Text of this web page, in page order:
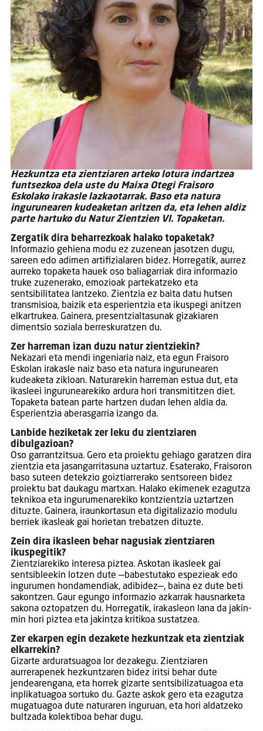
Hezkuntza eta zientziaren arteko lotura indartzea
funtsezkoa dela uste du Maixa Otegi Fraisoro
Eskolako irakasle lazkaotarrak. Baso eta natura
ingurunearen kudeaketan aritzen da, eta lehen aldiz
parte hartuko du Natur Zientzien VI. Topaketan.
Zergatik dira beharrezkoak halako topaketak?
Informazio gehiena modu ez zuzenean jasotzen dugu,
sareen edo adimen artifizialaren bidez. Horregatik, aurrez
aurreko topaketa hauek oso baliagarriak dira informazio
truke zuzenerako, emozioak partekatzeko eta
sentsibilitatea lantzeko. Zientzia ez baita datu hutsen
transmisioa, baizik eta esperientzia eta ikuspegi anitzen
elkartrukea. Gainera, presentzialtasunak gizakiaren
dimentsio soziala berreskuratzen du.
Zer harreman izan duzu natur zientziekin?
Nekazari eta mendi ingeniaria naiz, eta egun Fraisoro
Eskolan irakasle naiz baso eta natura ingurunearen
kudeaketa zikloan. Naturarekin harreman estua dut, eta
ikasleei ingurunearekiko ardura hori transmititzen diet.
Topaketa batean parte hartzen dudan lehen aldia da.
Esperientzia aberasgarria izango da.
Lanbide heziketak zer leku du zientziaren
dibulgazioan?
Oso garrantzitsua. Gero eta proiektu gehiago garatzen dira
zientzia eta jasangarritasuna uztartuz. Esaterako, Fraisoron
baso suteen detekzio goiztiarrerako sentsoreen bidez
proiektu bat daukagu martxan. Halako ekimenek ezagutza
teknikoa eta ingurumenarekiko kontzientzia uztartzen
dituzte. Gainera, iraunkortasun eta digitalizazio modulu
berriek ikasleak gai horietan trebatzen dituzte.
Zein dira ikasleen behar nagusiak zientziaren
ikuspegitik?
Zientziarekiko interesa piztea. Askotan ikasleek gai
sentsibleekin lotzen dute —babestutako espezieak edo
ingurumen hondamendiak, adibidez—, baina ez dute beti
sakontzen. Gaur egungo informazio azkarrak hausnarketa
sakona oztopatzen du. Horregatik, irakasleon lana da jakin-
min hori piztea eta jakintza kritikoa sustatzea.
Zer ekarpen egin dezakete hezkuntzak eta zientziak
elkarrekin?
Gizarte arduratsuagoa lor dezakegu. Zientziaren
aurrerapenek hezkuntzaren bidez iritsi behar dute
jendearengana, eta horrek gizarte sentsibilizatuagoa eta
inplikatuagoa sortuko du. Gazte askok gero eta ezagutza
mugatuagoa dute naturaren inguruan, eta hori aldatzeko
bultzada kolektiboa behar dugu.